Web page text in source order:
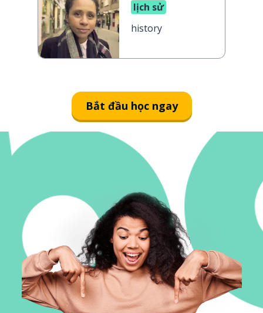
lịch sử
history
Bắt đầu học ngay